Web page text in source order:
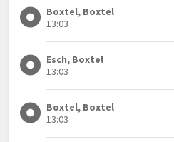
Boxtel, Boxtel
13:03
Esch, Boxtel
13:03
Boxtel, Boxtel
13:03